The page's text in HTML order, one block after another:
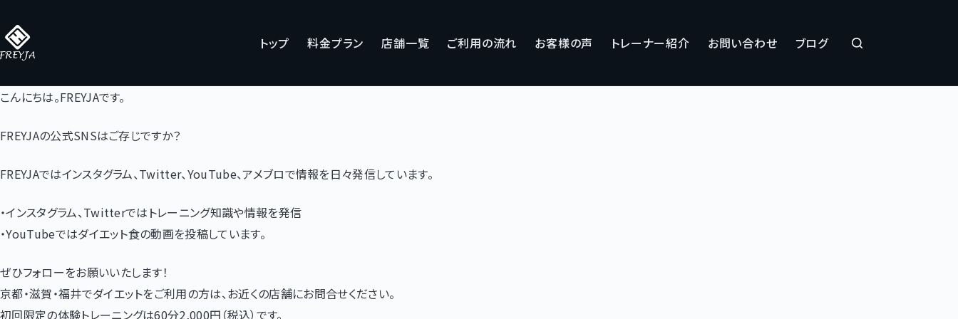
ン
テ
ツ
ス
ッ
トップ 料金プラン 店舗一覧 ご利用の流れ お客様の声 トレーナー紹介 お問い合わせ ブログ
こんにちは。FREYJAです。
FREYJAの公式SNSはご存じですか？
FREYJAではインスタグラム、Twitter、YouTube、アメブロで情報を日々発信しています。
・インスタグラム、Twitterではトレーニング知識や情報を発信
・YouTubeではダイエット食の動画を投稿しています。
ぜひフォローをお願いいたします！
京都・滋賀・福井でダイエットをご利用の方は、お近くの店舗にお問合せください。
初回限定の体験トレーニングは60分2,000円（税込）です。